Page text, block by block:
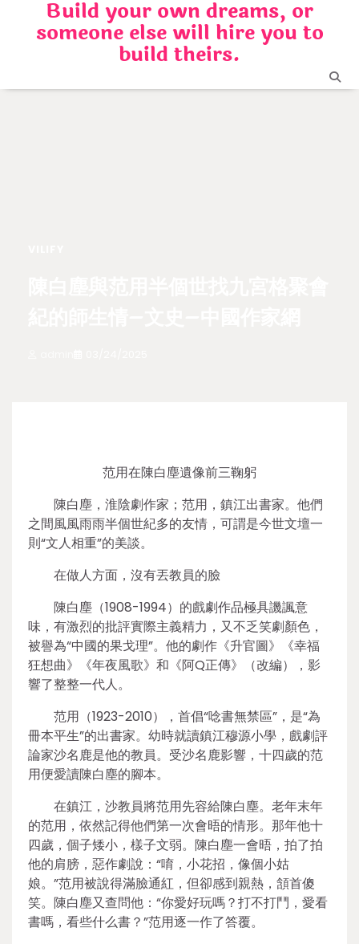
Build your own dreams, or
someone else will hire you to
build theirs.
范用在陳白塵遺像前三鞠躬
陳白塵，淮陰劇作家；范用，鎮江出書家。他們
之間風風雨雨半個世紀多的友情，可謂是今世文壇一
則“文人相重”的美談。
在做人方面，沒有丟教員的臉
陳白塵（1908-1994）的戲劇作品極具譏諷意
味，有激烈的批評實際主義精力，又不乏笑劇顏色，
被譽為“中國的果戈理”。他的劇作《升官圖》《幸福
狂想曲》《年夜風歌》和《阿Q正傳》（改編），影
響了整整一代人。
范用（1923-2010），首倡“唸書無禁區”，是“為
冊本平生”的出書家。幼時就讀鎮江穆源小學，戲劇評
論家沙名鹿是他的教員。受沙名鹿影響，十四歲的范
用便愛讀陳白塵的腳本。
在鎮江，沙教員將范用先容給陳白塵。老年末年
的范用，依然記得他們第一次會晤的情形。那年他十
四歲，個子矮小，樣子文弱。陳白塵一會晤，拍了拍
他的肩膀，惡作劇說：“唷，小花招，像個小姑
娘。”范用被說得滿臉通紅，但卻感到親熱，頷首傻
笑。陳白塵又查問他：“你愛好玩嗎？打不打鬥，愛看
書嗎，看些什么書？”范用逐一作了答覆。